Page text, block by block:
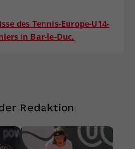
des Tennis-Europe-U14-
in Bar-le-Duc.
Redaktion